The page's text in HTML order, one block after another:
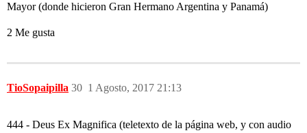
Mayor (donde hicieron Gran Hermano Argentina y Panamá)
2 Me gusta
TioSopaipilla 1 Agosto, 2017 21:13
30
444 - Deus Ex Magnifica (teletexto de la página web, y con audio